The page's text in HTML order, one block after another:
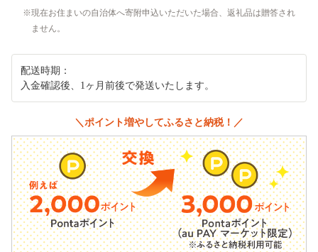
現在お住まいの自治体へ寄附申込いただいた場合、返礼品は贈答され
ません。
配送時期：
入金確認後、1ヶ月前後で発送いたします。
＼ポイント増やしてふるさと納税！／